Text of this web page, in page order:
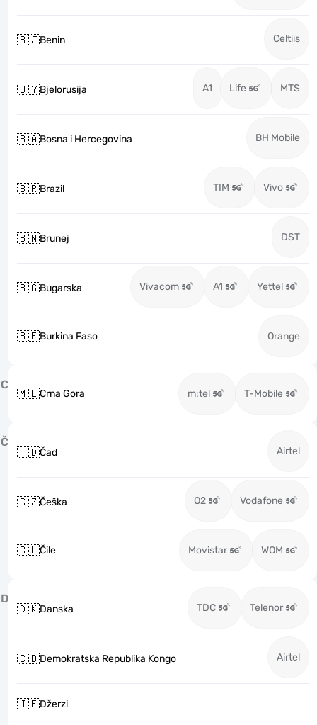
🇧🇯Benin Celtiis
🇧🇾Bjelorusija A1 Life MTS
🇧🇦Bosna i Hercegovina BH Mobile
🇧🇷Brazil TIM Vivo
🇧🇳Brunej DST
🇧🇬Bugarska Vivacom A1 Yettel
🇧🇫Burkina Faso Orange
C
🇲🇪Crna Gora m:tel T-Mobile
Č
🇹🇩Čad Airtel
🇨🇿Češka O2 Vodafone
🇨🇱Čile Movistar WOM
D
🇩🇰Danska TDC Telenor
🇨🇩Demokratska Republika Kongo Airtel
🇯🇪Džerzi